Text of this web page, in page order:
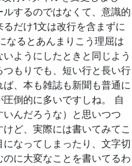
するのではなくて、意識的
だけ1文は改行を含まずに
なるとあんまりこう理屈は
ようにしたときと同じよう
もりでも、短い行と長い行
、本も雑誌も新聞も普通に
倒的に多いですしね。 自
んだろうな）と思いつつ
ど、実際には書いてみてこ
なってしまったり、文字切
に大変なことを書いてるわ